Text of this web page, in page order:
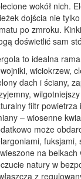
wokół nich.
dojścia nie
po zmroku.
doświetlić sam
to idealna
wiciokrzew,
dach i ściany,
filtr powietrza
– wiosenne
może
fuksjami,
na
natury w
z